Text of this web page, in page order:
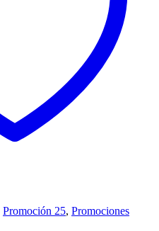
Promoción 25, Promociones